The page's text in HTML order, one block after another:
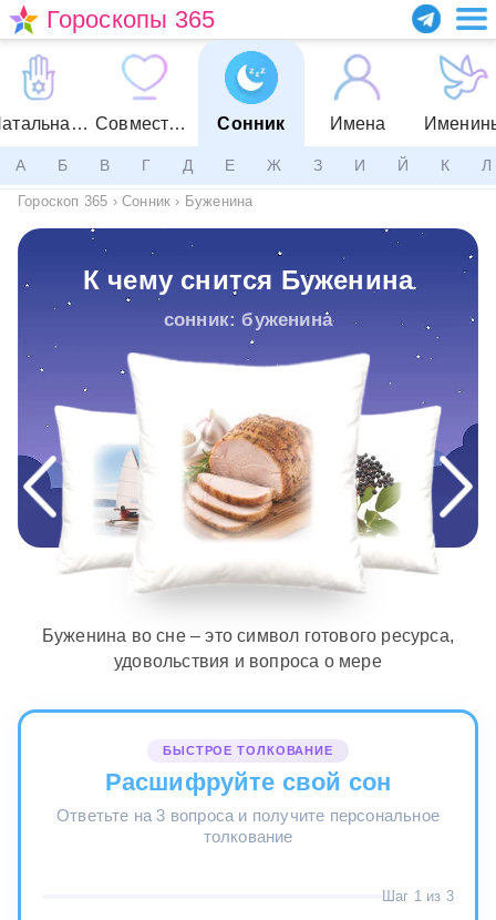
Гороскопы 365
Натальная карта Совместимость Сонник Имена
А Б В Г Д Е Ж З И Й К Л
Гороскоп 365 › Сонник › Буженина
К чему снится Буженина
сонник: буженина
Буженина во сне – это символ готового ресурса,
удовольствия и вопроса о мере
БЫСТРОЕ ТОЛКОВАНИЕ
Расшифруйте свой сон
Ответьте на 3 вопроса и получите персональное
толкование
Шаг 1 из 3